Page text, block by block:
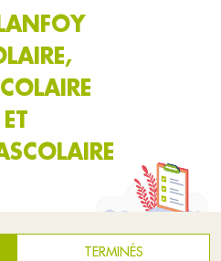
ET
TERMINÉS